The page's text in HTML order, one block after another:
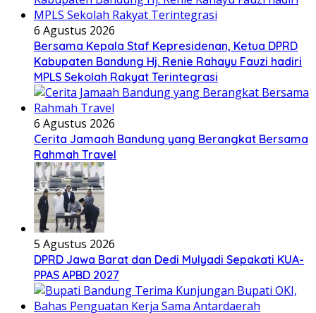
6 Agustus 2026
Bersama Kepala Staf Kepresidenan, Ketua DPRD
Kabupaten Bandung Hj. Renie Rahayu Fauzi hadiri
MPLS Sekolah Rakyat Terintegrasi
6 Agustus 2026
Cerita Jamaah Bandung yang Berangkat Bersama
Rahmah Travel
5 Agustus 2026
DPRD Jawa Barat dan Dedi Mulyadi Sepakati KUA-
PPAS APBD 2027